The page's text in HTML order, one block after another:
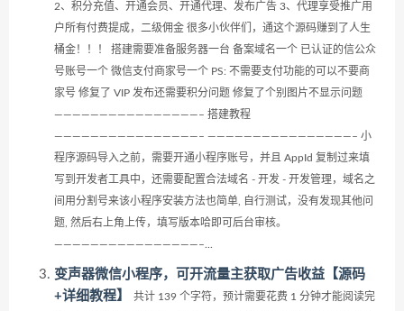
2、积分充值、开通会员、开通代理、发布广告 3、代理享受推广用
户所有付费提成，二级佣金 很多小伙伴们，通这个源码赚到了人生
桶金！！！ 搭建需要准备服务器一台 备案域名一个 已认证的信公众
号账号一个 微信支付商家号一个 PS: 不需要支付功能的可以不要商
家号 修复了 VIP 发布还需要积分问题 修复了个别图片不显示问题
————————————————– 搭建教程
————————————————– ————————————————– 小
程序源码导入之前，需要开通小程序账号，并且 AppId 复制过来填
写到开发者工具中，还需要配置合法域名 - 开发 - 开发管理，域名之
间用分割号来该小程序安装方法也简单, 自行测试，没有发现其他问
题, 然后右上角上传，填写版本哈即可后台审核。
————————————————–...
变声器微信小程序，可开流量主获取广告收益【源码
+详细教程】
共计 139 个字符，预计需要花费 1 分钟才能阅读完